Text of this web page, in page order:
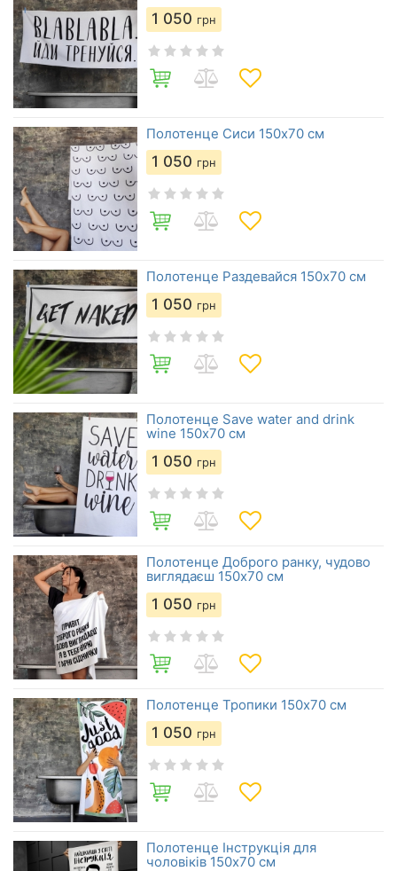
1 050 грн
Полотенце Сиси 150х70 см
1 050 грн
Полотенце Раздевайся 150х70 см
1 050 грн
Полотенце Save water and drink
wine 150х70 см
1 050 грн
Полотенце Доброго ранку, чудово
виглядаєш 150х70 см
1 050 грн
Полотенце Тропики 150х70 см
1 050 грн
Полотенце Інструкція для
чоловіків 150х70 см